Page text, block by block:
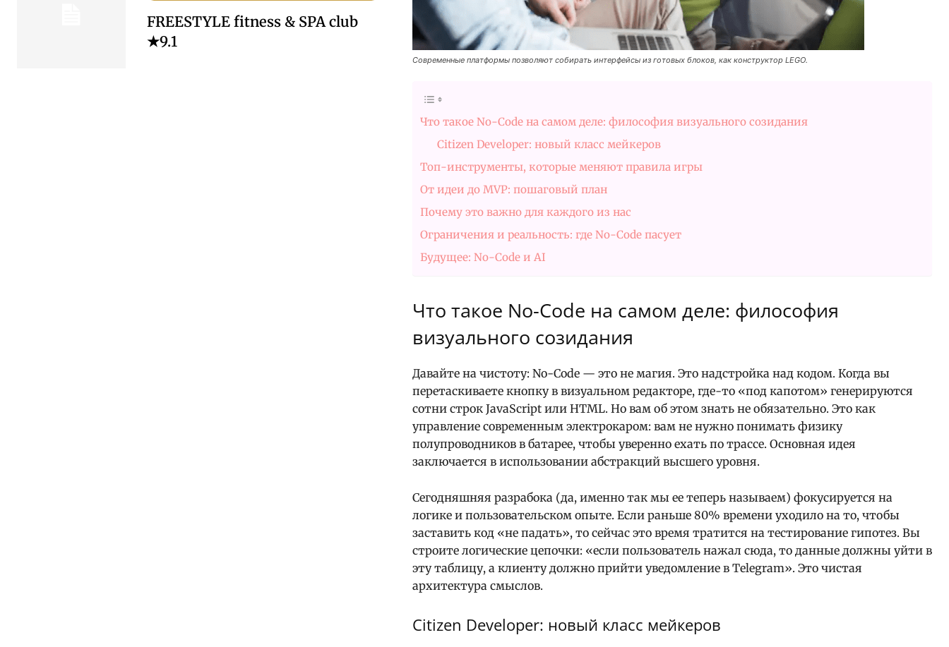
FREESTYLE fitness & SPA club
★9.1
Современные платформы позволяют собирать интерфейсы из готовых блоков, как конструктор LEGO.
Что такое No-Code на самом деле: философия визуального созидания
Citizen Developer: новый класс мейкеров
Топ-инструменты, которые меняют правила игры
От идеи до MVP: пошаговый план
Почему это важно для каждого из нас
Ограничения и реальность: где No-Code пасует
Будущее: No-Code и AI
Что такое No-Code на самом деле: философия
визуального созидания
Давайте на чистоту: No-Code — это не магия. Это надстройка над кодом. Когда вы
перетаскиваете кнопку в визуальном редакторе, где-то «под капотом» генерируются
сотни строк JavaScript или HTML. Но вам об этом знать не обязательно. Это как
управление современным электрокаром: вам не нужно понимать физику
полупроводников в батарее, чтобы уверенно ехать по трассе. Основная идея
заключается в использовании абстракций высшего уровня.
Сегодняшняя разрабока (да, именно так мы ее теперь называем) фокусируется на
логике и пользовательском опыте. Если раньше 80% времени уходило на то, чтобы
заставить код «не падать», то сейчас это время тратится на тестирование гипотез. Вы
строите логические цепочки: «если пользователь нажал сюда, то данные должны уйти в
эту таблицу, а клиенту должно прийти уведомление в Telegram». Это чистая
архитектура смыслов.
Citizen Developer: новый класс мейкеров